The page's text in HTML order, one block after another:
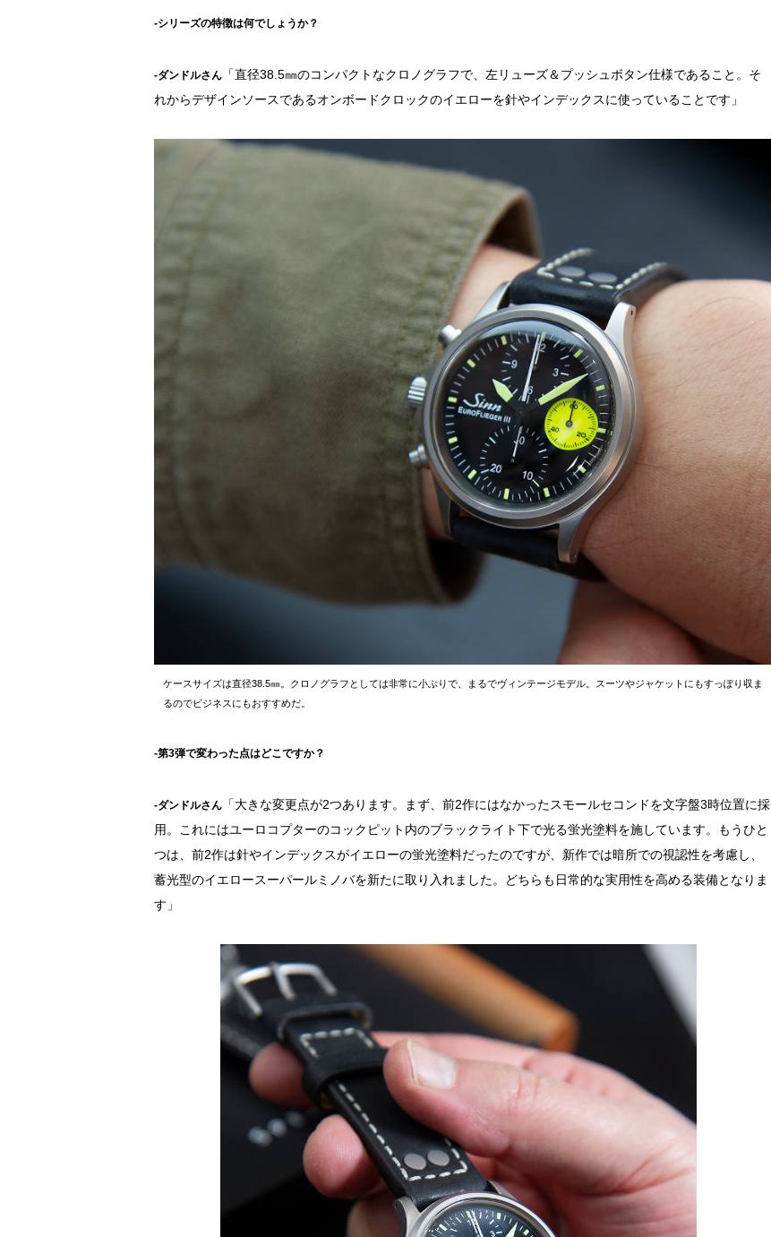
-シリーズの特徴は何でしょうか？
-ダンドルさん 「直径38.5㎜のコンパクトなクロノグラフで、左リューズ＆プッシュボタン仕様であること。そ
れからデザインソースであるオンボードクロックのイエローを針やインデックスに使っていることです」
ケースサイズは直径38.5㎜。クロノグラフとしては非常に小ぶりで、まるでヴィンテージモデル。スーツやジャケットにもすっぽり収ま
るのでビジネスにもおすすめだ。
-第3弾で変わった点はどこですか？
-ダンドルさん 「大きな変更点が2つあります。まず、前2作にはなかったスモールセコンドを文字盤3時位置に採
用。これにはユーロコプターのコックピット内のブラックライト下で光る蛍光塗料を施しています。もうひと
つは、前2作は針やインデックスがイエローの蛍光塗料だったのですが、新作では暗所での視認性を考慮し、
蓄光型のイエロースーパールミノバを新たに取り入れました。どちらも日常的な実用性を高める装備となりま
す」